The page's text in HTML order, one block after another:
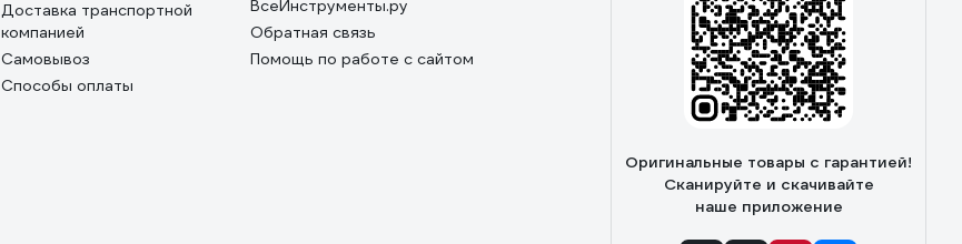
Доставка транспортной
компанией
Самовывоз
Способы оплаты
ВсеИнструменты.ру
Обратная связь
Помощь по работе с сайтом
Оригинальные товары с гарантией!
Сканируйте и скачивайте
наше приложение